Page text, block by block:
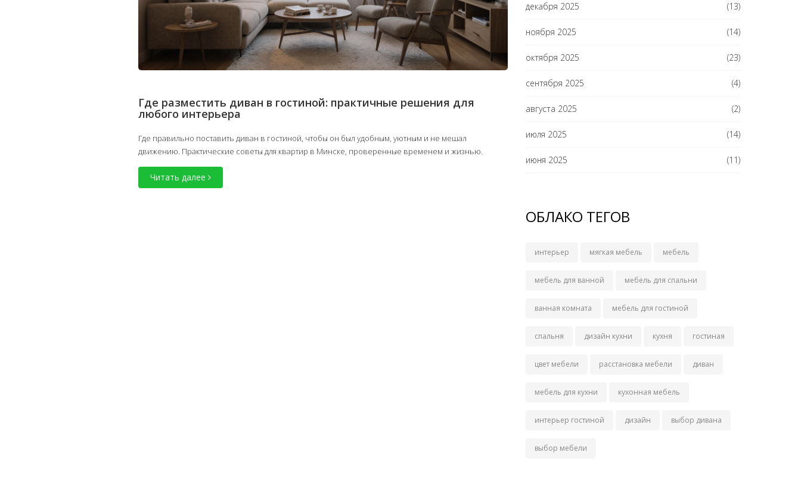
Где разместить диван в гостиной: практичные решения для
любого интерьера
Где правильно поставить диван в гостиной, чтобы он был удобным, уютным и не мешал
движению. Практические советы для квартир в Минске, проверенные временем и жизнью.
Читать далее
декабря 2025 (13)
ноября 2025 (14)
октября 2025 (23)
сентября 2025 (4)
августа 2025 (2)
июля 2025 (14)
июня 2025 (11)
ОБЛАКО ТЕГОВ
интерьер мягкая мебель мебель
мебель для ванной мебель для спальни
ванная комната мебель для гостиной
спальня дизайн кухни кухня гостиная
цвет мебели расстановка мебели диван
мебель для кухни кухонная мебель
интерьер гостиной дизайн выбор дивана
выбор мебели